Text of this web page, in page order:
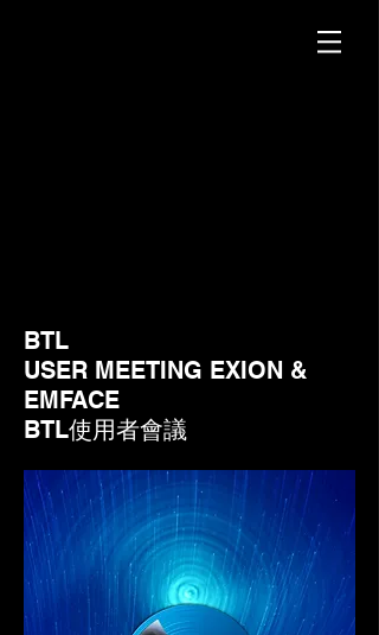
BTL
USER MEETING EXION &
EMFACE
BTL使用者會議